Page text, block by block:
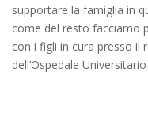
supportare la famiglia in
come del resto facciamo
con i figli in cura presso il
dell’Ospedale